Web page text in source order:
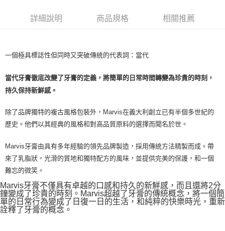
街口支付
Google Pay
ATM付款
全家取貨付款
每筆NT$80，滿NT$999(含以上)免運費
7-11取貨付款
每筆NT$80，滿NT$999(含以上)免運費
詳細說明 商品規格 相關推薦
一個極具標誌性但同時又突破傳統的代表詞：當代
當代牙膏徹底改變了牙膏的定義，將簡單的日常時間轉變為珍貴的時刻，
持久保持新鮮感。
除了品牌獨特的複古風格包裝外，Marvis在義大利創立已有半個多世紀的
歷史。他們以其經典的風格和對高品質原料的選擇而聞名於世。
Marvis牙膏由具有多年經驗的領先品牌製造，採用傳統方法精製而成。帶
來了乳脂狀，光滑的質地和獨特配方的風味，並提供完美的保護，和一個
難忘的微笑。
Marvis牙膏不僅具有卓越的口感和持久的新鮮感，而且還將2分
鐘變成了珍貴的時刻。Marvis超越了牙膏的傳統概念，將一個簡
單的日常行為變成了日復一日的生活，和純粹的快樂時光，重新
詮釋了牙膏的概念。